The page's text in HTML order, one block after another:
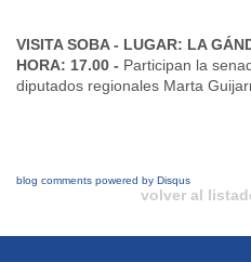
VISITA SOBA - LUGAR: LA
HORA: 17.00 - Participan la
diputados regionales Marta
blog comments powered by Disqus
volver al